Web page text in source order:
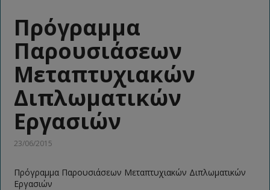
Πρόγραμμα
Παρουσιάσεων
Μεταπτυχιακών
Διπλωματικών
Εργασιών
23/06/2015
Πρόγραμμα Παρουσιάσεων Μεταπτυχιακών Διπλωματικών
Εργασιών